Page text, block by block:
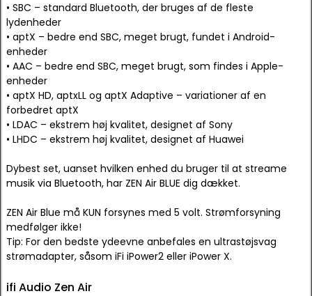
• SBC – standard Bluetooth, der bruges af de fleste
lydenheder
• aptX – bedre end SBC, meget brugt, fundet i Android-
enheder
• AAC – bedre end SBC, meget brugt, som findes i Apple-
enheder
• aptX HD, aptxLL og aptX Adaptive – variationer af en
forbedret aptX
• LDAC – ekstrem høj kvalitet, designet af Sony
• LHDC – ekstrem høj kvalitet, designet af Huawei
Dybest set, uanset hvilken enhed du bruger til at streame
musik via Bluetooth, har ZEN Air BLUE dig dækket.
ZEN Air Blue må KUN forsynes med 5 volt. Strømforsyning
medfølger ikke!
Tip: For den bedste ydeevne anbefales en ultrastøjsvag
strømadapter, såsom iFi iPower2 eller iPower X.
ifi Audio Zen Air